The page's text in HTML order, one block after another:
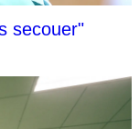
secouer"